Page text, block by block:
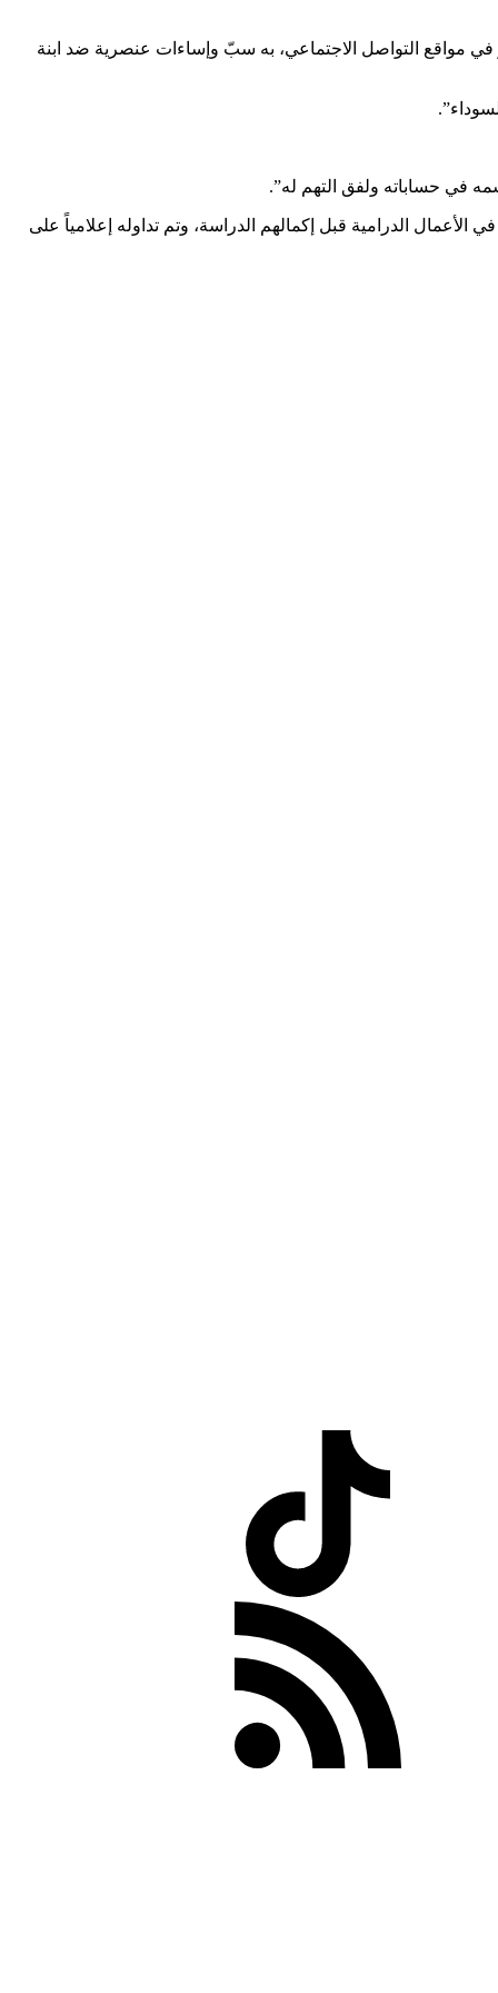
في مواقع التواصل الاجتماعي، به سبّ وإساءات عنصرية ضد ابنة
في حساباته ولفق التهم له”.
الدرامية قبل إكمالهم الدراسة، وتم تداوله إعلامياً على